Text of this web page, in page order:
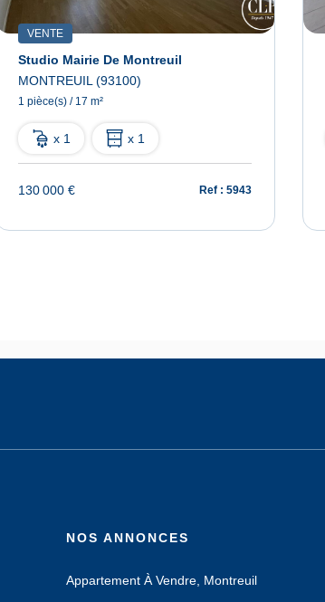
VENTE
Studio Mairie De Montreuil
MONTREUIL (93100)
1 pièce(s) / 17 m²
x 1 x 1
130 000 € Ref : 5943
NOS ANNONCES
Appartement À Vendre, Montreuil